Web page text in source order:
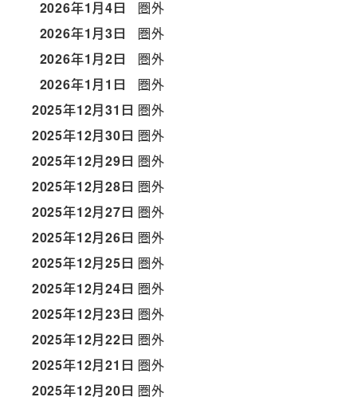
2026年1月4日
圏外
2026年1月3日
圏外
2026年1月2日
圏外
2026年1月1日
圏外
2025年12月31日 圏外
2025年12月30日 圏外
2025年12月29日 圏外
2025年12月28日 圏外
2025年12月27日 圏外
2025年12月26日 圏外
2025年12月25日 圏外
2025年12月24日 圏外
2025年12月23日 圏外
2025年12月22日 圏外
2025年12月21日 圏外
2025年12月20日 圏外